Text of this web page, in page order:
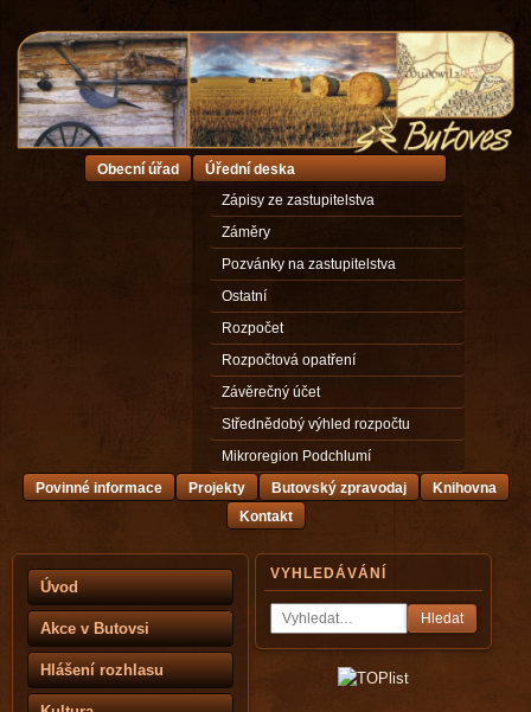
Úvod
Akce v Butovsi
Hlášení rozhlasu
VYHLEDÁVÁNÍ
Hledat
Obecní úřad
Úřední deska
Zápisy ze zastupitelstva
Záměry
Pozvánky na zastupitelstva
Ostatní
Rozpočet
Rozpočtová opatření
Závěrečný účet
Střednědobý výhled rozpočtu
Mikroregion Podchlumí
Povinné informace
Projekty Butovský zpravodaj
Knihovna
Kontakt